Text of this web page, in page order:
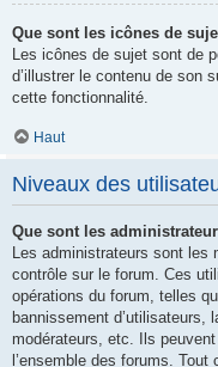
Que sont les icônes de
Les icônes de sujet sont de
d’illustrer le contenu de son
cette fonctionnalité.
Haut
Niveaux des
Que sont les
Les administrateurs sont
contrôle sur le forum. Ces
opérations du forum, telles
bannissement d’utilisateurs,
modérateurs, etc. Ils
l’ensemble des forums.